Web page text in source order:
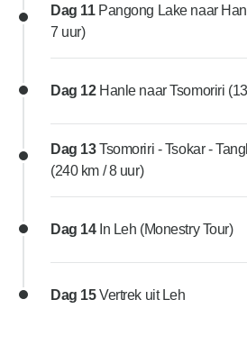
Dag 11 Pangong Lake naar
7 uur)
Dag 12 Hanle naar Tsomoriri
Dag 13Tsomoriri - Tsokar -
(240 km / 8 uur)
Dag 14 In Leh (Monestry Tour)
Dag 15Vertrek uit Leh